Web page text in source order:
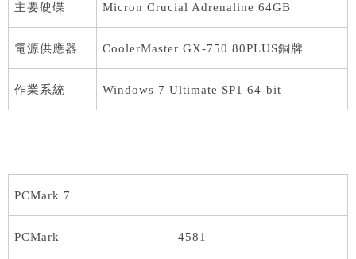
主要硬碟 Micron Crucial Adrenaline 64GB
電源供應器 CoolerMaster GX-750 80PLUS銅牌
作業系統 Windows 7 Ultimate SP1 64-bit
PCMark 7
PCMark 4581